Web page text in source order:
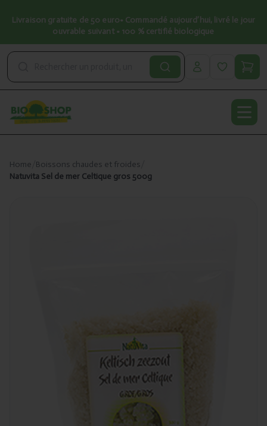
Livraison gratuite de 50 euro• Commandé aujourd’hui, livré le jour
ouvrable suivant • 100 % certifié biologique
Home Boissons chaudes et froides
Natuvita Sel de mer Celtique gros 500g